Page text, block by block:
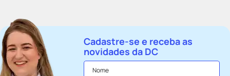
Cadastre-se e receba as
novidades da DC